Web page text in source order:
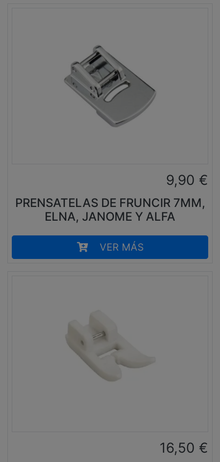
9,90 €
PRENSATELAS DE FRUNCIR 7MM,
ELNA, JANOME Y ALFA
VER MÁS
16,50 €